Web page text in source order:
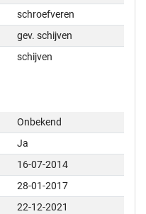
schroefveren
gev. schijven
schijven
Onbekend
Ja
16-07-2014
28-01-2017
22-12-2021